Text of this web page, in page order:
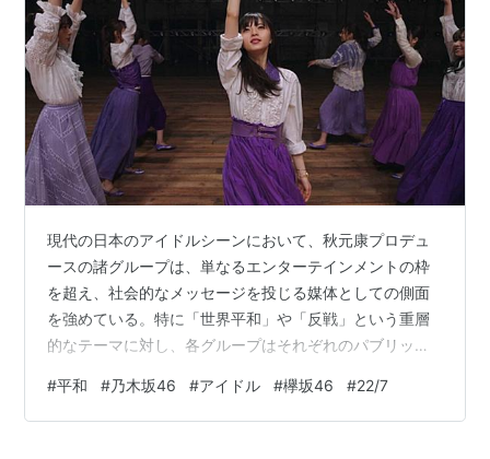
現代の日本のアイドルシーンにおいて、秋元康プロデュ
ースの諸グループは、単なるエンターテインメントの枠
を超え、社会的なメッセージを投じる媒体としての側面
を強めている。特に「世界平和」や「反戦」という重層
的なテーマに対し、各グループはそれぞれのパブリック
みている。 22/7：内向的な「個」が叫ぶ「世界の矛盾」
STU48：瀬戸内から発信される平和の祈り G7広島サミ
#平和 #乃木坂46 #アイドル #欅坂46 #22/7